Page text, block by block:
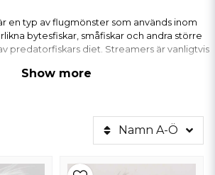
en typ av flugmönster som används inom
bytesfiskar, småfiskar och andra större
predatorfiskars diet. Streamers är vanligtvis
fisk, särskilt arter som öring, bass, gädda och
viktiga egenskaper och
av streamerflugor
Show more
Namn A-Ö